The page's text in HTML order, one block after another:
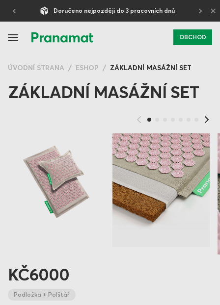
Doručeno nejpozději do 3 pracovních dnů ×
OBCHOD
ÚVODNÍ STRANA ESHOP ZÁKLADNÍ MASÁŽNÍ SET
ZÁKLADNÍ MASÁŽNÍ SET
KČ6000
Podložka + Polštář